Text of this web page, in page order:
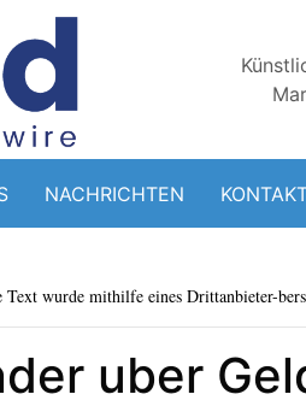
NACHRICHTEN
Text wurde mithilfe eines Drittanbieter-
uber